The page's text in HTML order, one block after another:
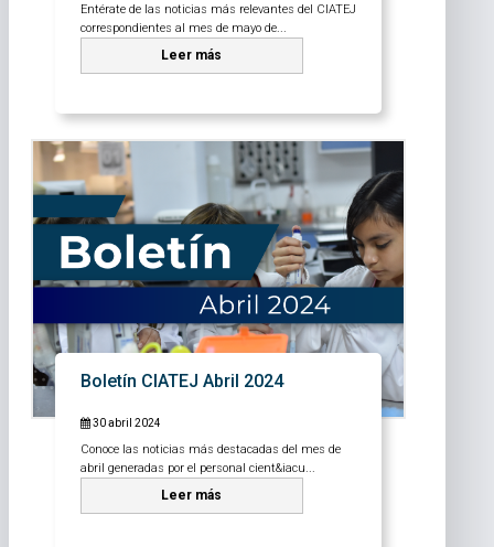
Entérate de las noticias más relevantes del CIATEJ
correspondientes al mes de mayo de...
Leer más
Boletín CIATEJ Abril 2024
30 abril 2024
Conoce las noticias más destacadas del mes de
abril generadas por el personal cient&iacu...
Leer más